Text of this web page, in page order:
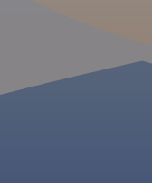
zasięgiem Chełmno, Toruń,